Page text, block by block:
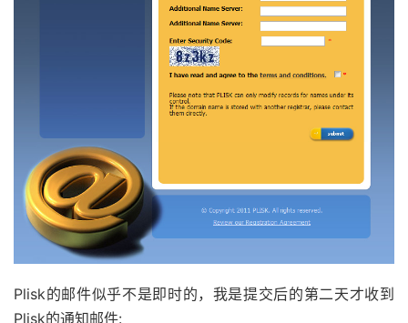
Plisk的邮件似乎不是即时的，我是提交后的第二天才收到
Plisk的通知邮件: